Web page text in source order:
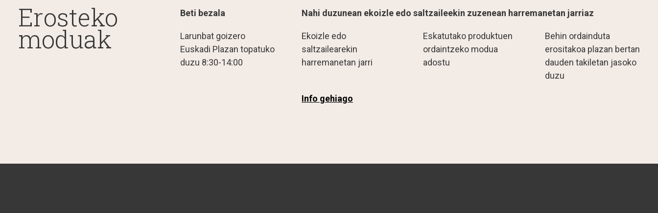
Erosteko
moduak
Beti bezala
Larunbat goizero
Euskadi Plazan topatuko
duzu 8:30-14:00
Nahi duzunean ekoizle edo saltzaileekin zuzenean harremanetan jarriaz
Ekoizle edo
saltzailearekin
harremanetan jarri
Eskatutako produktuen
ordaintzeko modua
adostu
Behin ordainduta
erositakoa plazan bertan
dauden takiletan jasoko
duzu
Info gehiago